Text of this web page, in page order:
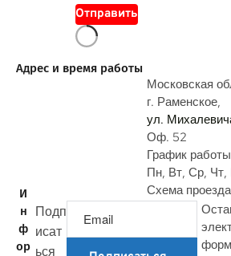
о
Отправить
Адрес и время работы
Московская
г. Раменское,
ул.
Оф. 52
График работы
Пн, Вт, Ср,
Схема
И
н
ф
ор
Подп
исат
ься